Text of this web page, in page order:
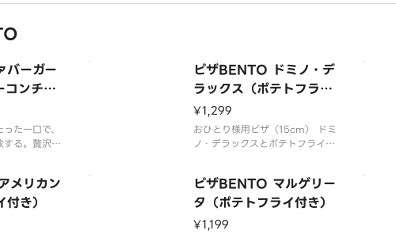
バーガー
コンチー
付き）
た一口で、
する。贅沢な
ムと、食欲を
挟みまし
ピザBENTO ドミノ・デ
ラックス（ポテトフライ
付き）
¥1,299
おひとり様用ピザ（15cm） ドミ
ノ・デラックスとポテトフライの
ピーマン、オニオン、トマトソー
ス
メリカン
き）
ピザBENTO マルゲリー
タ（ポテトフライ付き）
¥1,199